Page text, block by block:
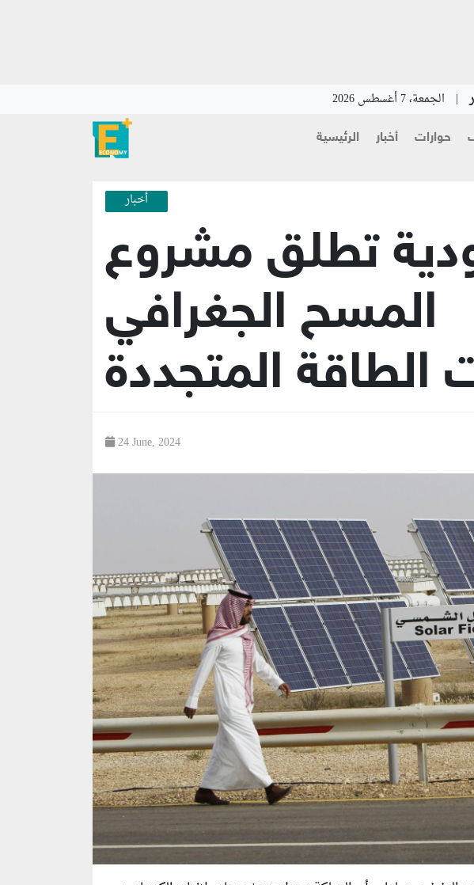
| الجمعة، 7 أغسطس 2026
الرئيسية أخبار حوارات
أخبار
تطلق مشروع
المسح الجغرافي
الطاقة المتجددة
24 June, 2024